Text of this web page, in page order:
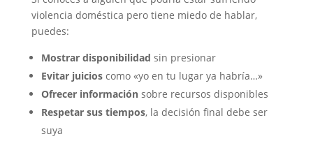
violencia doméstica pero tiene miedo de hablar,
puedes:
Mostrar disponibilidad sin presionar
Evitar juicioscomo «yo en tu lugar ya habría…»
Ofrecer informaciónsobre recursos disponibles
Respetar sus tiempos, la decisión final debe ser
suya